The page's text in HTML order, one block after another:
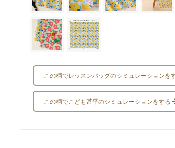
この柄でレッスンバッグのシミュレーションを
この柄でこども甚平のシミュレーションをする